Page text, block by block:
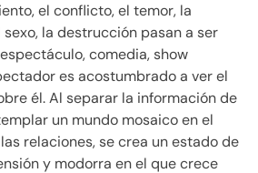
el conflicto, el temor, la
la destrucción pasan a ser
comedia, show
es acostumbrado a ver el
él. Al separar la información de
un mundo mosaico en el
relaciones, se crea un estado de
y modorra en el que crece